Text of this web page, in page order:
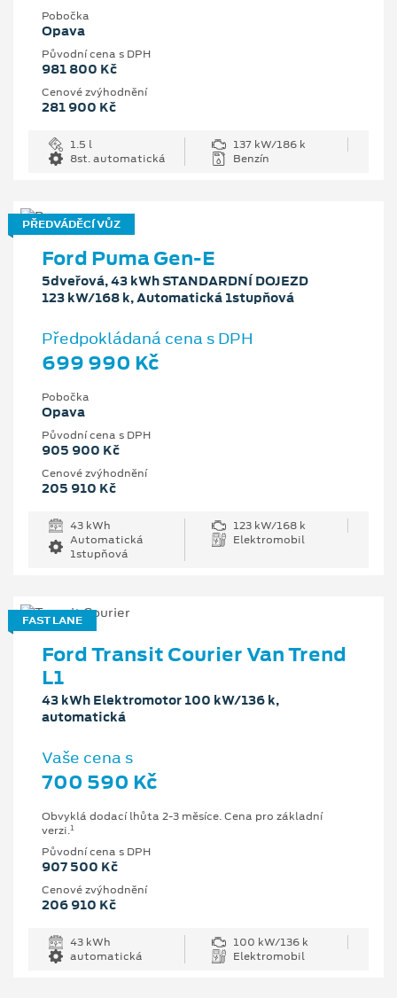
Pobočka
Opava
Původní cena s DPH
981 800 Kč
Cenové zvýhodnění
281 900 Kč
1.5 l
137 kW/186 k
8st. automatická
Benzín
PŘEDVÁDĚCÍ VŮZ
Ford Puma Gen-E
5dveřová, 43 kWh STANDARDNÍ DOJEZD
123 kW/168 k, Automatická 1stupňová
Předpokládaná cena s DPH
699 990 Kč
Pobočka
Opava
Původní cena s DPH
905 900 Kč
Cenové zvýhodnění
205 910 Kč
43 kWh
123 kW/168 k
Automatická
1stupňová
Elektromobil
FAST LANE
Ford Transit Courier Van Trend
L1
43 kWh Elektromotor 100 kW/136 k,
automatická
Vaše cena s
700 590 Kč
Obvyklá dodací lhůta 2-3 měsíce. Cena pro základní
verzi.1
Původní cena s DPH
907 500 Kč
Cenové zvýhodnění
206 910 Kč
43 kWh
100 kW/136 k
automatická
Elektromobil